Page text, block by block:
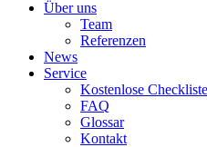
Über uns
Team
Referenzen
News
Service
Kostenlose
FAQ
Glossar
Kontakt